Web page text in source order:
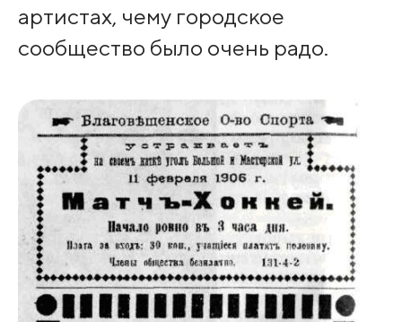
артистах, чему городское
сообщество было очень радо.